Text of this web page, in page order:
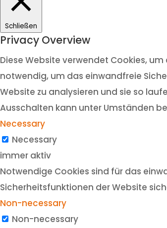
Schließen
Privacy Overview
Diese Website verwendet Cookies,
notwendig, um das einwandfreie
Website zu analysieren und sie so
Ausschalten kann unter Umständen
Necessary
Necessary
immer aktiv
Notwendige Cookies sind für das
Sicherheitsfunktionen der Website
Non-necessary
Non-necessary